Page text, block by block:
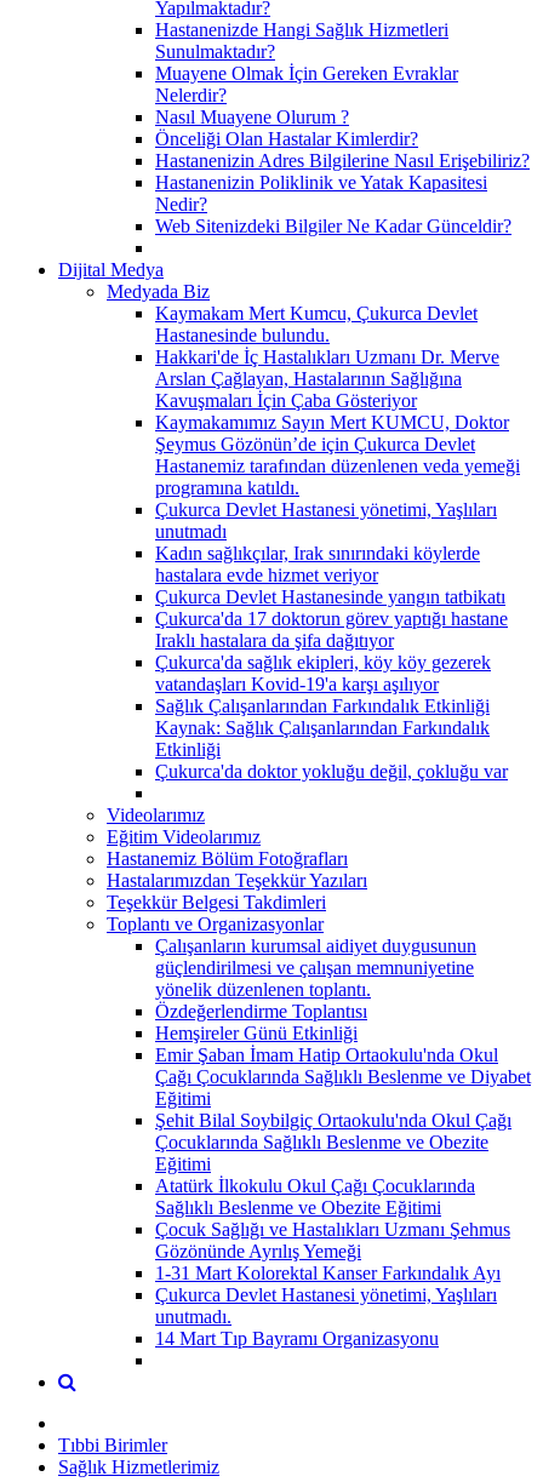
Yapılmaktadır?
Hastanenizde Hangi Sağlık Hizmetleri
Sunulmaktadır?
Muayene Olmak İçin Gereken Evraklar
Nelerdir?
Nasıl Muayene Olurum ?
Önceliği Olan Hastalar Kimlerdir?
Hastanenizin Adres Bilgilerine Nasıl Erişebiliriz?
Hastanenizin Poliklinik ve Yatak Kapasitesi
Nedir?
Web Sitenizdeki Bilgiler Ne Kadar Günceldir?
Dijital Medya
Medyada Biz
Kaymakam Mert Kumcu, Çukurca Devlet
Hastanesinde bulundu.
Hakkari'de İç Hastalıkları Uzmanı Dr. Merve
Arslan Çağlayan, Hastalarının Sağlığına
Kavuşmaları İçin Çaba Gösteriyor
Kaymakamımız Sayın Mert KUMCU, Doktor
Şeymus Gözönün’de için Çukurca Devlet
Hastanemiz tarafından düzenlenen veda yemeği
programına katıldı.
Çukurca Devlet Hastanesi yönetimi, Yaşlıları
unutmadı
Kadın sağlıkçılar, Irak sınırındaki köylerde
hastalara evde hizmet veriyor
Çukurca Devlet Hastanesinde yangın tatbikatı
Çukurca'da 17 doktorun görev yaptığı hastane
Iraklı hastalara da şifa dağıtıyor
Çukurca'da sağlık ekipleri, köy köy gezerek
vatandaşları Kovid-19'a karşı aşılıyor
Sağlık Çalışanlarından Farkındalık Etkinliği
Kaynak: Sağlık Çalışanlarından Farkındalık
Etkinliği
Çukurca'da doktor yokluğu değil, çokluğu var
Videolarımız
Eğitim Videolarımız
Hastanemiz Bölüm Fotoğrafları
Hastalarımızdan Teşekkür Yazıları
Teşekkür Belgesi Takdimleri
Toplantı ve Organizasyonlar
Çalışanların kurumsal aidiyet duygusunun
güçlendirilmesi ve çalışan memnuniyetine
yönelik düzenlenen toplantı.
Özdeğerlendirme Toplantısı
Hemşireler Günü Etkinliği
Emir Şaban İmam Hatip Ortaokulu'nda Okul
Çağı Çocuklarında Sağlıklı Beslenme ve Diyabet
Eğitimi
Şehit Bilal Soybilgiç Ortaokulu'nda Okul Çağı
Çocuklarında Sağlıklı Beslenme ve Obezite
Eğitimi
Atatürk İlkokulu Okul Çağı Çocuklarında
Sağlıklı Beslenme ve Obezite Eğitimi
Çocuk Sağlığı ve Hastalıkları Uzmanı Şehmus
Gözönünde Ayrılış Yemeği
1-31 Mart Kolorektal Kanser Farkındalık Ayı
Çukurca Devlet Hastanesi yönetimi, Yaşlıları
unutmadı.
14 Mart Tıp Bayramı Organizasyonu
Tıbbi Birimler
Sağlık Hizmetlerimiz